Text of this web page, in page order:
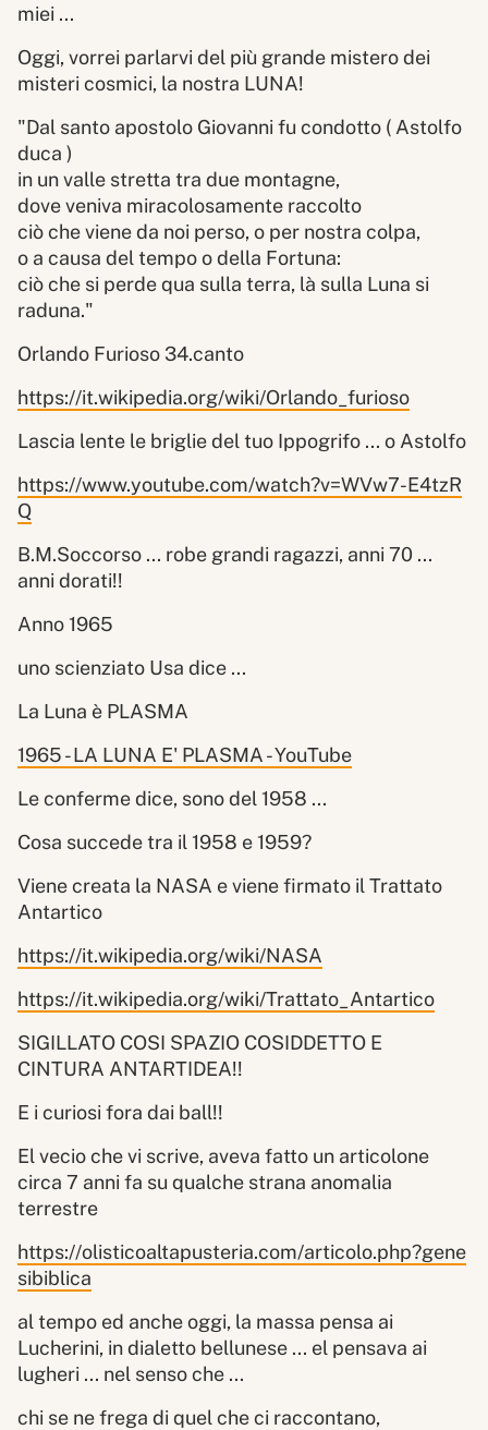
miei ...
Oggi, vorrei parlarvi del più grande mistero dei
misteri cosmici, la nostra LUNA!
"Dal santo apostolo Giovanni fu condotto ( Astolfo
duca )
in un valle stretta tra due montagne,
dove veniva miracolosamente raccolto
ciò che viene da noi perso, o per nostra colpa,
o a causa del tempo o della Fortuna:
ciò che si perde qua sulla terra, là sulla Luna si
raduna."
Orlando Furioso 34.canto
https://it.wikipedia.org/wiki/Orlando_furioso
Lascia lente le briglie del tuo Ippogrifo ... o Astolfo
https://www.youtube.com/watch?v=WVw7-E4tzR
Q
B.M.Soccorso ... robe grandi ragazzi, anni 70 ...
anni dorati!!
Anno 1965
uno scienziato Usa dice ...
La Luna è PLASMA
1965 - LA LUNA E' PLASMA - YouTube
Le conferme dice, sono del 1958 ...
Cosa succede tra il 1958 e 1959?
Viene creata la NASA e viene firmato il Trattato
Antartico
https://it.wikipedia.org/wiki/NASA
https://it.wikipedia.org/wiki/Trattato_Antartico
SIGILLATO COSI SPAZIO COSIDDETTO E
CINTURA ANTARTIDEA!!
E i curiosi fora dai ball!!
El vecio che vi scrive, aveva fatto un articolone
circa 7 anni fa su qualche strana anomalia
terrestre
https://olisticoaltapusteria.com/articolo.php?gene
sibiblica
al tempo ed anche oggi, la massa pensa ai
Lucherini, in dialetto bellunese ... el pensava ai
lugheri ... nel senso che ...
chi se ne frega di quel che ci raccontano,